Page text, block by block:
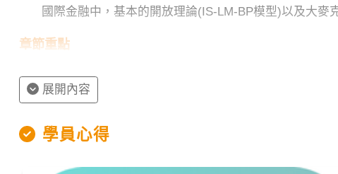
國際金融中，基本的開放理論(IS-LM-BP模型)以及大麥
章節重點
展開內容
學員心得